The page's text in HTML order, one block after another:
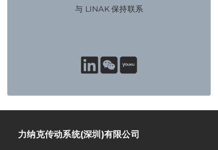
与 LINAK 保持联系
力纳克传动系统(深圳)有限公司